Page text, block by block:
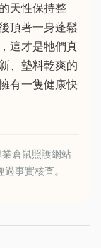
天性保持整
頂著一身蓬鬆
這才是牠們真
、墊料乾爽的
有一隻健康快
倉鼠照護網站
事實核查。